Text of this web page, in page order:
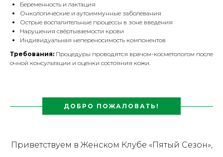
Беременность и лактация
Онкологические и аутоиммунные заболевания
Острые воспалительные процессы в зоне введения
Нарушения свёртываемости крови
Индивидуальная непереносимость компонентов
Требования: Процедуры проводятся врачом-косметологом после
очной консультации и оценки состояния кожи.
ДОБРО ПОЖАЛОВАТЬ!
Приветствуем в Женском Клубе «Пятый Сезон»,